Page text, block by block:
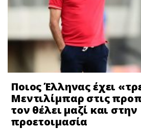
Ποιος Έλληνας έχει
Μεντιλίμπαρ στις
τον θέλει μαζί και στην
προετοιμασία